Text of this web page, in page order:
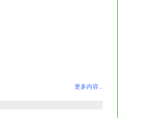
更多内容...